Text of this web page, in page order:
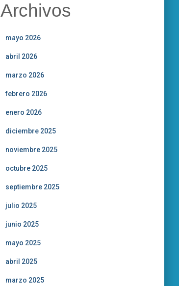
Archivos
mayo 2026
abril 2026
marzo 2026
febrero 2026
enero 2026
diciembre 2025
noviembre 2025
octubre 2025
septiembre 2025
julio 2025
junio 2025
mayo 2025
abril 2025
marzo 2025